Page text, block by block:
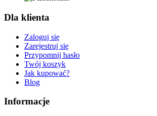
Dla klienta
Zaloguj się
Zarejestruj się
Przypomnij hasło
Twój koszyk
Jak kupować?
Blog
Informacje